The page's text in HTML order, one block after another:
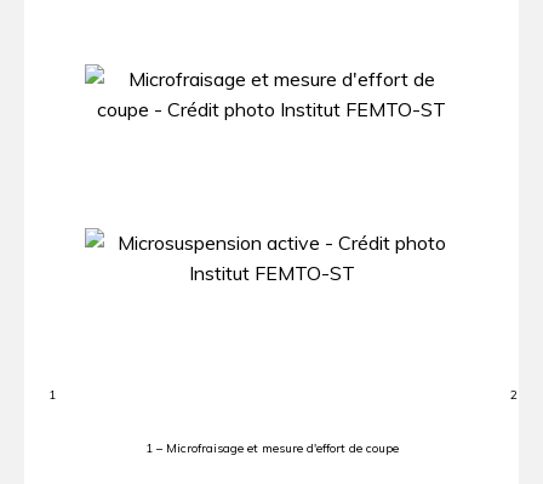
1 2
1 – Microfraisage et mesure d'effort de coupe